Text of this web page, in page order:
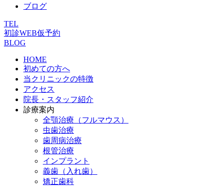
ブログ
TEL
初診WEB仮予約
BLOG
HOME
初めての方へ
当クリニックの特徴
アクセス
院長・スタッフ紹介
診療案内
全顎治療（フルマウス）
虫歯治療
歯周病治療
根管治療
インプラント
義歯（入れ歯）
矯正歯科